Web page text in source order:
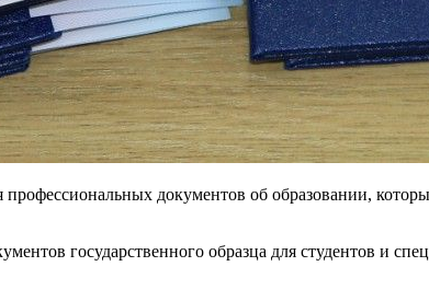
документов об образовании,
государственного образца для студентов и